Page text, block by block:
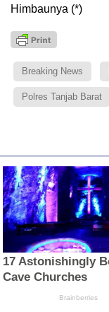
Himbaunya (*)
Breaking News
Polres Tanjab Barat